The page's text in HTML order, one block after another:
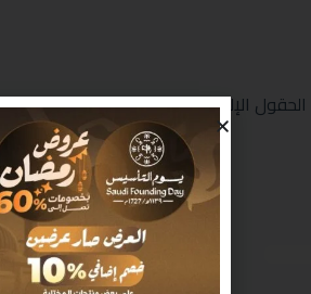
الحقول الإلزامية مشار إليها بـ*